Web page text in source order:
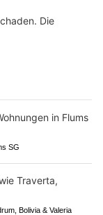
Die
SG
Bolivia & Valeria